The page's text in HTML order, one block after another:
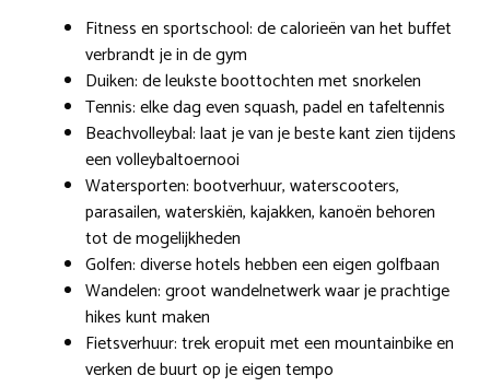
Fitness en sportschool: de calorieën van het buffet
verbrandt je in de gym
Duiken: de leukste boottochten met snorkelen
Tennis: elke dag even squash, padel en tafeltennis
Beachvolleybal: laat je van je beste kant zien tijdens
een volleybaltoernooi
Watersporten: bootverhuur, waterscooters,
parasailen, waterskiën, kajakken, kanoën behoren
tot de mogelijkheden
Golfen: diverse hotels hebben een eigen golfbaan
Wandelen: groot wandelnetwerk waar je prachtige
hikes kunt maken
Fietsverhuur: trek eropuit met een mountainbike en
verken de buurt op je eigen tempo